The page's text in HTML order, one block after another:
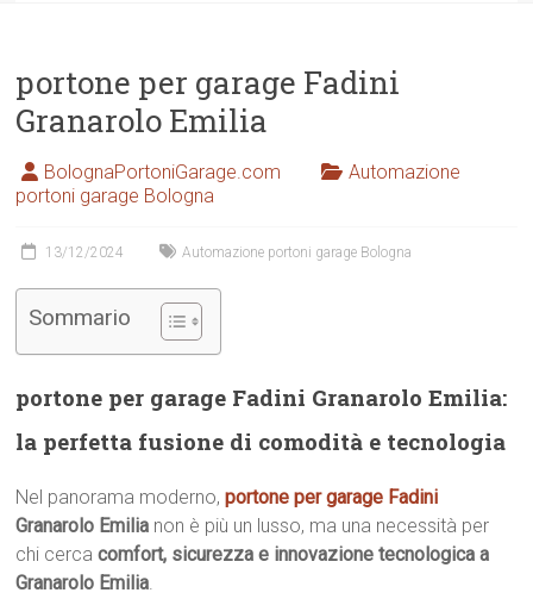
portone per garage Fadini
Granarolo Emilia
BolognaPortoniGarage.com
Automazione
portoni garage Bologna
13/12/2024 Automazione portoni garage Bologna
Sommario
portone per garage Fadini Granarolo Emilia:
la perfetta fusione di comodità e tecnologia
Nel panorama moderno,portone per garage Fadini
Granarolo Emilia non è più un lusso, ma una necessità per
chi cercacomfort, sicurezza e innovazione tecnologica a
Granarolo Emilia.